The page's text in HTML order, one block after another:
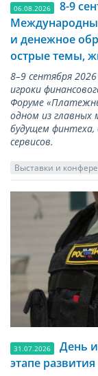
06.08.2026
8-9
и денежное
острые темы,
8–9 сентября
игроки
Форуме
одном из
будущем финтеха,
сервисов.
Выставки и
31.07.2026
День
этапе развития